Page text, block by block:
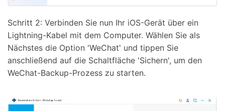
Schritt 2: Verbinden Sie nun Ihr iOS-Gerät über ein
Lightning-Kabel mit dem Computer. Wählen Sie als
Nächstes die Option 'WeChat' und tippen Sie
anschließend auf die Schaltfläche 'Sichern', um den
WeChat-Backup-Prozess zu starten.